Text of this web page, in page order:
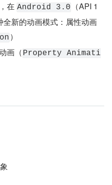
在 Android 3.0
（API 1
新的动画模式：属性动画
）
画（ Property Animati